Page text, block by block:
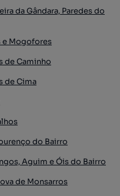
da Gândara, Paredes do
e Mogofores
de Caminho
de Cima
do Bairro
Aguim e Óis do Bairro
de Monsarros